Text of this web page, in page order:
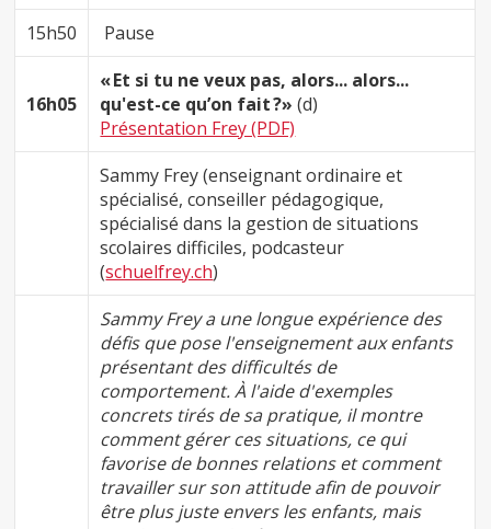
15h50 Pause
16h05
« Et si tu ne veux pas, alors... alors...
qu'est-ce qu’on fait ?»(d)
Présentation Frey (PDF)
Sammy Frey (enseignant ordinaire et
spécialisé, conseiller pédagogique,
spécialisé dans la gestion de situations
scolaires difficiles, podcasteur
(schuelfrey.ch)
Sammy Frey a une longue expérience des
défis que pose l'enseignement aux enfants
présentant des difficultés de
comportement. À l'aide d'exemples
concrets tirés de sa pratique, il montre
comment gérer ces situations, ce qui
favorise de bonnes relations et comment
travailler sur son attitude afin de pouvoir
être plus juste envers les enfants, mais